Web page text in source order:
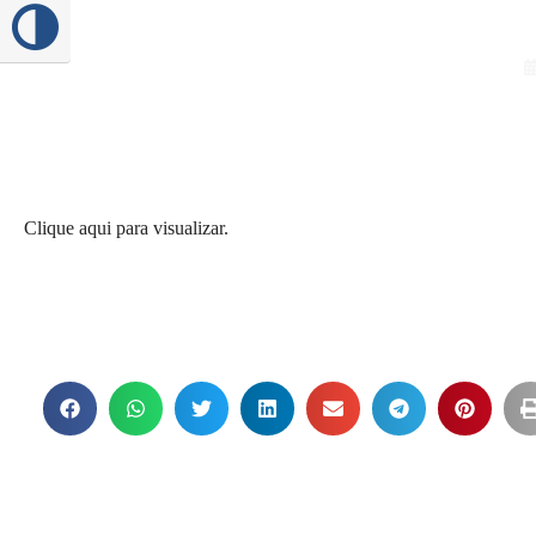
Alternar alto contraste
Clique aqui para visualizar.